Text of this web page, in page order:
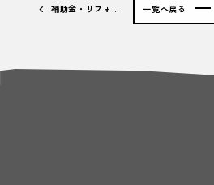
補助金・リフォ… 一覧へ戻る